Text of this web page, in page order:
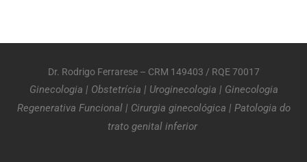
Dr. Rodrigo Ferrarese – CRM 149403 / RQE 70017
Ginecologia | Obstetrícia | Uroginecologia | Ginecologia
Regenerativa Funcional| Cirurgia ginecológica | Patologia do
trato genital inferior